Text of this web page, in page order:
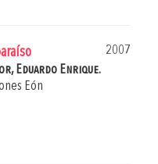
2007
Eduardo Enrique.
Eón